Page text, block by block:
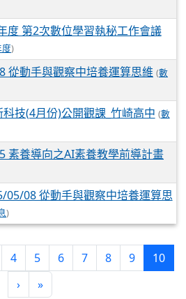
度 第2次數位學習執秘工作會議
度)
從動手與觀察中培養運算思維 (數
科技(4月份)公開觀課_竹崎高中 (數
素養導向之AI素養教學前導計畫
05/08 從動手與觀察中培養運算思
)
4 5 6 7 8 9 10
›
»